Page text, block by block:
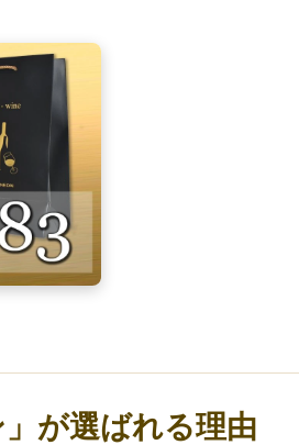
が選ばれる理由